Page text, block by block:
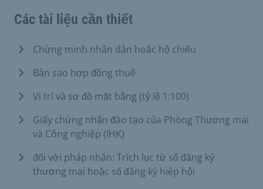
Các tài liệu cần thiết
Chứng minh nhân dân hoặc hộ chiếu
Bản sao hợp đồng thuê
Vị trí và sơ đồ mặt bằng (tỷ lệ 1:100)
Giấy chứng nhận đào tạo của Phòng Thương mại
và Công nghiệp (IHK)
đối với pháp nhân: Trích lục từ sổ đăng ký
thương mại hoặc sổ đăng ký hiệp hội